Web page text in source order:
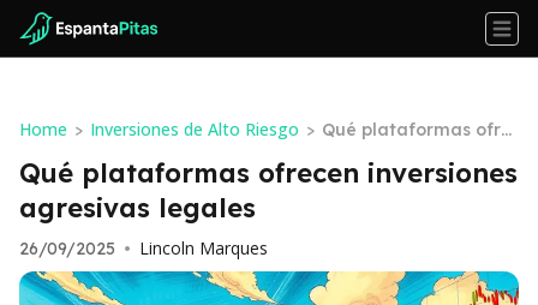
Home > Inversiones de Alto Riesgo > Qué plataformas ofre
cen inversiones agresi
vas legales
Qué plataformas ofrecen inversiones
agresivas legales
26/09/2025 • Lincoln Marques